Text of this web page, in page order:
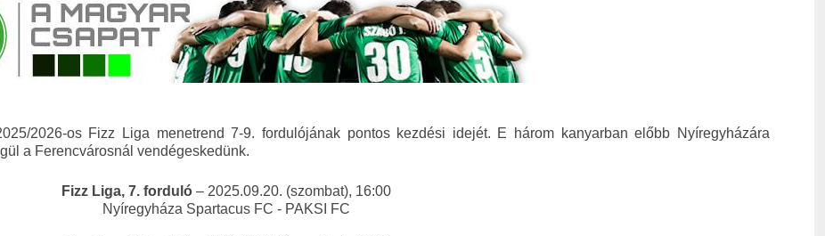
2026-os Fizz Liga menetrend 7-9. fordulójának pontos kezdési idejét. E három kanyarban előbb Nyíregyházára
a Ferencvárosnál vendégeskedünk.
Fizz Liga, 7. forduló – 2025.09.20. (szombat), 16:00
Nyíregyháza Spartacus FC - PAKSI FC